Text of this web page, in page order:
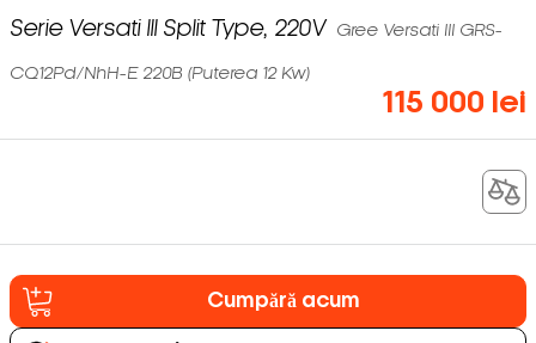
Serie Versati III Split Type, 220V Gree Versati III GRS-
CQ12Pd/NhH-E 220В (Puterea 12 Kw)
115 000 lei
Cumpără acum